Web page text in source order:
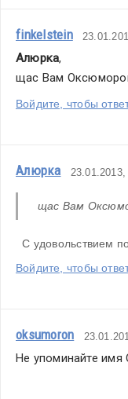
finkelstein
Алюрка,
щас Вам
Войдите, чтобы
Алюрка 23.01.2013,
щас Вам
С удовольствием
Войдите, чтобы
oksumoron
Не упоминайте имя